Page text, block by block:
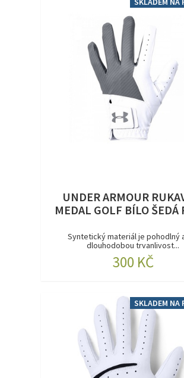
UNDER ARMOUR
MEDAL GOLF BÍLO ŠEDÁ
Syntetický materiál je pohodlný
dlouhodobou trvanlivost...
300 KČ
SKLADEM NA